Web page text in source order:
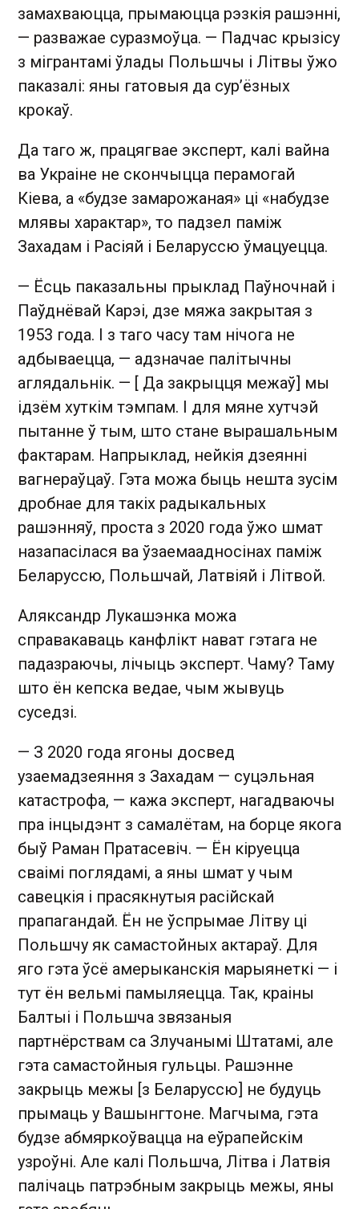
замахваюцца, прымаюцца рэзкія рашэнні,
— разважае суразмоўца. — Падчас крызісу
з мігрантамі ўлады Польшчы і Літвы ўжо
паказалі: яны гатовыя да сур’ёзных
крокаў.
Да таго ж, працягвае эксперт, калі вайна
ва Украіне не скончыцца перамогай
Кіева, а «будзе замарожаная» ці «набудзе
млявы характар», то падзел паміж
Захадам і Расіяй і Беларуссю ўмацуецца.
— Ёсць паказальны прыклад Паўночнай і
Паўднёвай Карэі, дзе мяжа закрытая з
1953 года. І з таго часу там нічога не
адбываецца, — адзначае палітычны
аглядальнік. — [ Да закрыцця межаў] мы
ідзём хуткім тэмпам. І для мяне хутчэй
пытанне ў тым, што стане вырашальным
фактарам. Напрыклад, нейкія дзеянні
вагнераўцаў. Гэта можа быць нешта зусім
дробнае для такіх радыкальных
рашэнняў, проста з 2020 года ўжо шмат
назапасілася ва ўзаемаадносінах паміж
Беларуссю, Польшчай, Латвіяй і Літвой.
Аляксандр Лукашэнка можа
справакаваць канфлікт нават гэтага не
падазраючы, лічыць эксперт. Чаму? Таму
што ён кепска ведае, чым жывуць
суседзі.
— З 2020 года ягоны досвед
узаемадзеяння з Захадам — суцэльная
катастрофа, — кажа эксперт, нагадваючы
пра інцыдэнт з самалётам, на борце якога
быў Раман Пратасевіч. — Ён кіруецца
сваімі поглядамі, а яны шмат у чым
савецкія і прасякнутыя расійскай
прапагандай. Ён не ўспрымае Літву ці
Польшчу як самастойных актараў. Для
яго гэта ўсё амерыканскія марыянеткі — і
тут ён вельмі памыляецца. Так, краіны
Балтыі і Польшча звязаныя
партнёрствам са Злучанымі Штатамі, але
гэта самастойныя гульцы. Рашэнне
закрыць межы [з Беларуссю] не будуць
прымаць у Вашынгтоне. Магчыма, гэта
будзе абмяркоўвацца на еўрапейскім
узроўні. Але калі Польшча, Літва і Латвія
палічаць патрэбным закрыць межы, яны